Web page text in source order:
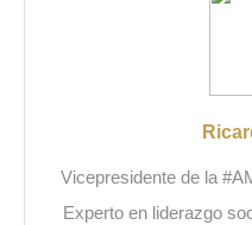
Vicepresidente de la
Experto en liderazgo